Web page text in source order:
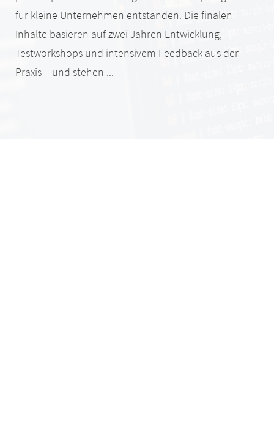
für kleine Unternehmen entstanden. Die finalen
Inhalte basieren auf zwei Jahren Entwicklung,
Testworkshops und intensivem Feedback aus der
Praxis – und stehen ...